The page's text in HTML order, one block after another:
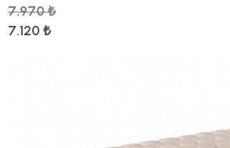
7.970 ₺
7.120 ₺